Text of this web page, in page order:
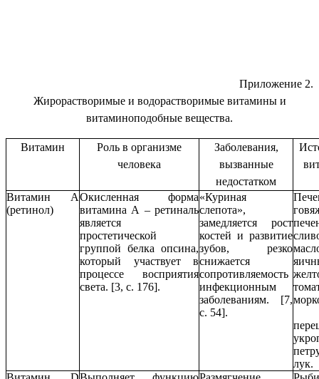
Приложение 2.
Жирорастворимые и водорастворимые витамины и
витаминоподобные вещества.
Витамин
Роль в организме
человека
Заболевания,
вызванные
недостатком
Витамин А
(ретинол)
Окисленная форма
витамина А – ретиналь
является
простетической
группой белка опсина,
который участвует в
процессе восприятия
света. [3, с. 176].
«Куриная
слепота»,
замедляется рост
костей и развитие
зубов, резко
снижается
сопротивляемость
инфекционным
заболеваниям. [7,
с. 54].
лук.